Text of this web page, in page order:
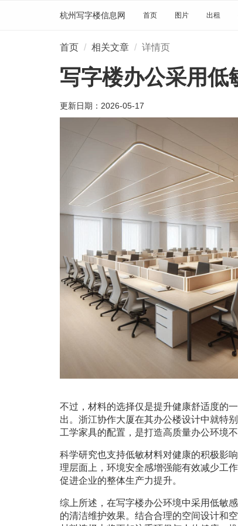
杭州写字楼信息网 首页 图片 出租
首页 相关文章 详情页
写字楼办公采用低
更新日期： 2026-05-17
不过，材料的选择仅是提升健康舒适度的
出。浙江协作大厦在其办公楼设计中就特
工学家具的配置，是打造高质量办公环境
科学研究也支持低敏材料对健康的积极影
理层面上，环境安全感增强能有效减少工
促进企业的整体生产力提升。
综上所述，在写字楼办公环境中采用低敏
的清洁维护效果。结合合理的空间设计和